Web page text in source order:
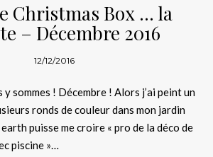
Christmas Box … la
– Décembre 2016
12/12/2016
y sommes ! Décembre ! Alors j’ai peint un
ronds de couleur dans mon jardin
puisse me croire « pro de la déco de
piscine »…